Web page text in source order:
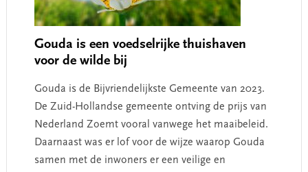
Gouda is een voedselrijke thuishaven
voor de wilde bij
Gouda is de Bijvriendelijkste Gemeente van 2023.
De Zuid-Hollandse gemeente ontving de prijs van
Nederland Zoemt vooral vanwege het maaibeleid.
Daarnaast was er lof voor de wijze waarop Gouda
samen met de inwoners er een veilige en